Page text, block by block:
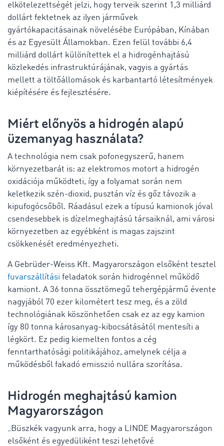
elkötelezettségét jelzi, hogy terveik szerint 1,3 milliárd
dollárt fektetnek az ilyen járművek
gyártókapacitásainak növelésébe Európában, Kínában
és az Egyesült Államokban. Ezen felül további 6,4
milliárd dollárt különítettek el a hidrogénhajtású
közlekedés infrastruktúrájának, vagyis a gyártás
mellett a töltőállomások és karbantartó létesítmények
kiépítésére és fejlesztésére.
Miért előnyös a hidrogén alapú
üzemanyag használata?
A technológia nem csak pofonegyszerű, hanem
környezetbarát is: az elektromos motort a hidrogén
oxidációja működteti, így a folyamat során nem
keletkezik szén-dioxid, pusztán víz és gőz távozik a
kipufogócsőből. Ráadásul ezek a típusú kamionok jóval
csendesebbek is dízelmeghajtású társaiknál, ami városi
környezetben az egyébként is magas zajszint
csökkenését eredményezheti.
A Gebrüder-Weiss Kft. Magyarországon elsőként tesztel
fuvarszállítási feladatok során hidrogénnel működő
kamiont. A 36 tonna össztömegű tehergépjármű évente
nagyjából 70 ezer kilométert tesz meg, és a zöld
technológiának köszönhetően csak ez az egy kamion
így 80 tonna károsanyag-kibocsátásától mentesíti a
légkört. Ez pedig kiemelten fontos a cég
fenntarthatósági politikájához, amelynek célja a
működésből fakadó emisszió nullára szorítása.
Hidrogén meghajtású kamion
Magyarországon
„Büszkék vagyunk arra, hogy a LINDE Magyarországon
elsőként és egyedüliként teszi lehetővé